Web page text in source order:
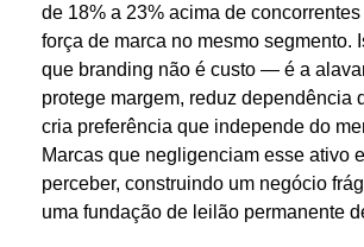
de 18% a 23% acima de
força de marca no mesmo segmento.
que branding não é custo — é a
protege margem, reduz dependência
cria preferência que independe do
Marcas que negligenciam esse ativo
perceber, construindo um negócio
uma fundação de leilão permanente